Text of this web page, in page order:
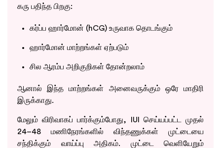
கரு பதிந்த பிறகு:
கர்ப்ப ஹார்மோன் (hCG) உருவாக தொடங்கும்
ஹார்மோன் மாற்றங்கள் ஏற்படும்
சில ஆரம்ப அறிகுறிகள் தோன்றலாம்
ஆனால் இந்த மாற்றங்கள் அனைவருக்கும் ஒரே மாதிரி
இருக்காது.
மேலும் விரிவாகப் பார்க்கும்போது, IUI செய்யப்பட்ட முதல்
24–48 மணிநேரங்களில் விந்தணுக்கள் முட்டையை
சந்திக்கும் வாய்ப்பு அதிகம். முட்டை வெளியேறும்